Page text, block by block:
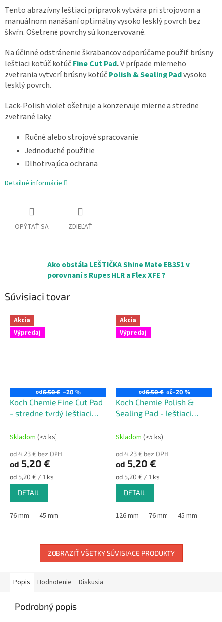
Tento abrazívny leštiaci prípravok vytvára pri strojovom a
manuálnom nanášaní optimálny vysoko lesklý povrch bez
škvŕn.Ošetrené povrchy sú konzervované.
Na účinné odstránenie škrabancov odporúčame použiť brúsny
leštiaci kotúč kotúčFine Cut Pad.V prípade mierneho
zvetrania vytvorí brúsny kotúčPolish & Sealing Padvysoko
lesklý povrch.
Lack-Polish violet ošetruje a konzervuje mierne a stredne
zvetrané laky.
Ručné alebo strojové spracovanie
Jednoduché použitie
Dlhotrvajúca ochrana
Detailné informácie
OPÝTAŤ SA ZDIEĽAŤ
Ako obstála LEŠTIČKA Shine Mate EB351 v
porovnaní s Rupes HLR a Flex XFE ?
Súvisiaci tovar
Akcia
Výpredaj
od6,50 € –20 %
Koch Chemie Fine Cut Pad
- stredne tvrdý leštiaci
Skladom (>5 ks)
od 4,23 € bez DPH
od 5,20 €
Jednotková
cena:
od 5,20 € / 1 ks
DETAIL
76 mm 45 mm
Akcia
Výpredaj
od6,50 € až–20 %
Koch Chemie Polish &
Sealing Pad - leštiaci
Skladom (>5 ks)
od 4,23 € bez DPH
od 5,20 €
Jednotková
cena:
od 5,20 € / 1 ks
DETAIL
126 mm 76 mm 45 mm
ZOBRAZIŤ VŠETKY SÚVISIACE PRODUKTY
Popis Hodnotenie Diskusia
Podrobný popis